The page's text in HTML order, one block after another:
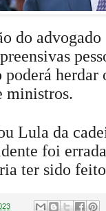
do
herdar
ministros.
Lula da
foi
ter sido